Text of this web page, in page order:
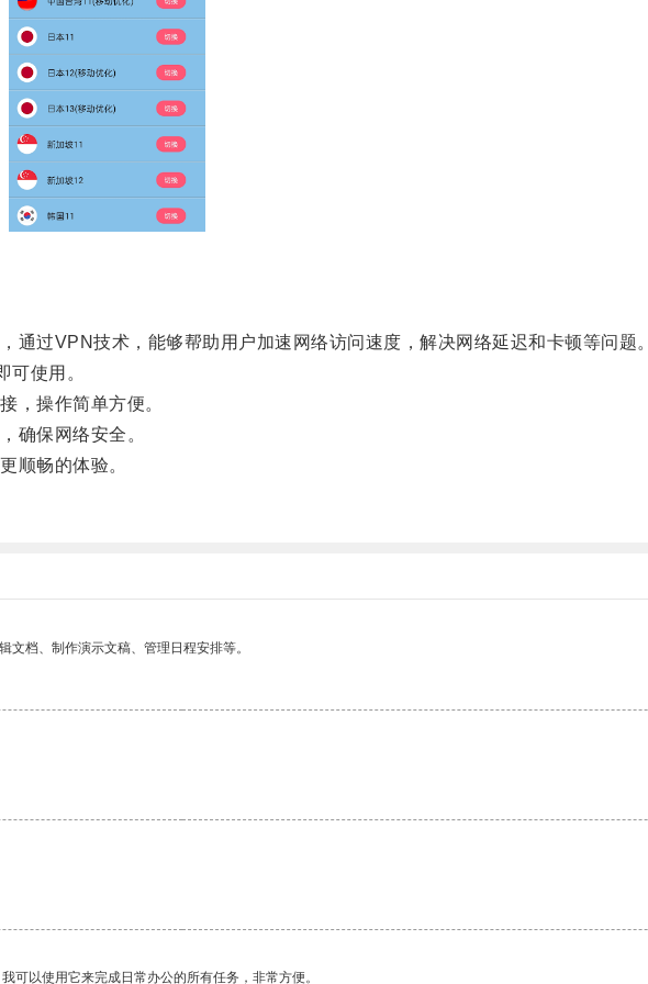
VPN技术，能够帮助用户加速网络访问速度，解决网络延迟和卡顿等问题。
使用。
操作简单方便。
保网络安全。
畅的体验。
档、制作演示文稿、管理日程安排等。
可以使用它来完成日常办公的所有任务，非常方便。